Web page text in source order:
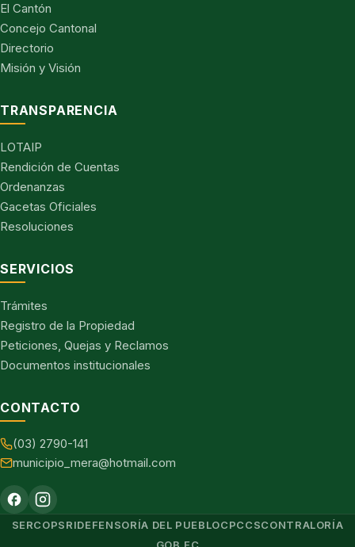
El Cantón
Concejo Cantonal
Directorio
Misión y Visión
TRANSPARENCIA
LOTAIP
Rendición de Cuentas
Ordenanzas
Gacetas Oficiales
Resoluciones
SERVICIOS
Trámites
Registro de la Propiedad
Peticiones, Quejas y Reclamos
Documentos institucionales
CONTACTO
(03) 2790-141
municipio_mera@hotmail.com
SERCOPSRIDEFENSORÍA DEL PUEBLOCPCCSCONTRALORÍA